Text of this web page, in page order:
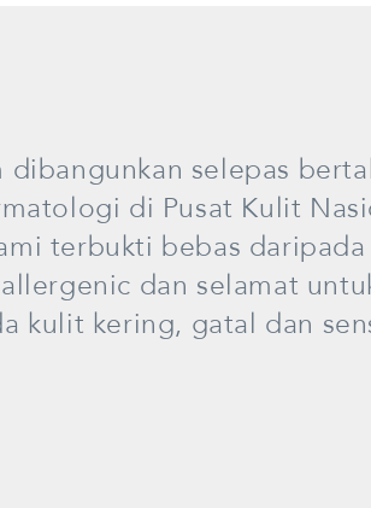
dibangunkan selepas
di Pusat Kulit
terbukti bebas
dan selamat
kulit kering, gatal dan